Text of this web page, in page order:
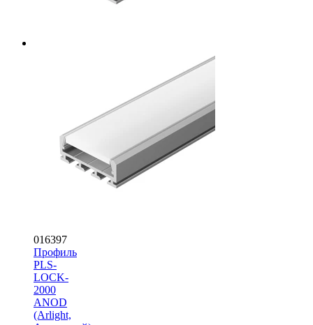
016397
Профиль
PLS-
LOCK-
2000
ANOD
(Arlight,